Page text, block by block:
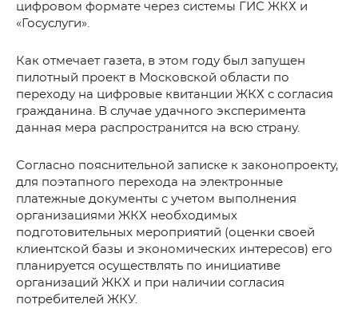
цифровом формате через системы ГИС ЖКХ и
«Госуслуги».
Как отмечает газета, в этом году был запущен
пилотный проект в Московской области по
переходу на цифровые квитанции ЖКХ с согласия
гражданина. В случае удачного эксперимента
данная мера распространится на всю страну.
Согласно пояснительной записке к законопроекту,
для поэтапного перехода на электронные
платежные документы с учетом выполнения
организациями ЖКХ необходимых
подготовительных мероприятий (оценки своей
клиентской базы и экономических интересов) его
планируется осуществлять по инициативе
организаций ЖКХ и при наличии согласия
потребителей ЖКУ.